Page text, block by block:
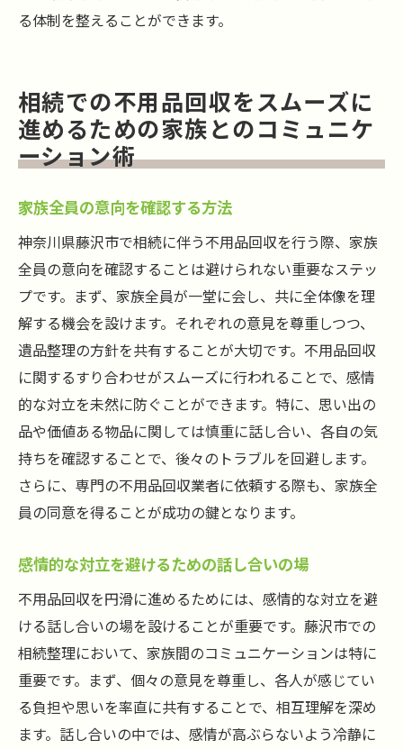
る体制を整えることができます。
相続での不用品回収をスムーズに
進めるための家族とのコミュニケ
ーション術
家族全員の意向を確認する方法
神奈川県藤沢市で相続に伴う不用品回収を行う際、家族
全員の意向を確認することは避けられない重要なステッ
プです。まず、家族全員が一堂に会し、共に全体像を理
解する機会を設けます。それぞれの意見を尊重しつつ、
遺品整理の方針を共有することが大切です。不用品回収
に関するすり合わせがスムーズに行われることで、感情
的な対立を未然に防ぐことができます。特に、思い出の
品や価値ある物品に関しては慎重に話し合い、各自の気
持ちを確認することで、後々のトラブルを回避します。
さらに、専門の不用品回収業者に依頼する際も、家族全
員の同意を得ることが成功の鍵となります。
感情的な対立を避けるための話し合いの場
不用品回収を円滑に進めるためには、感情的な対立を避
ける話し合いの場を設けることが重要です。藤沢市での
相続整理において、家族間のコミュニケーションは特に
重要です。まず、個々の意見を尊重し、各人が感じてい
る負担や思いを率直に共有することで、相互理解を深め
ます。話し合いの中では、感情が高ぶらないよう冷静に